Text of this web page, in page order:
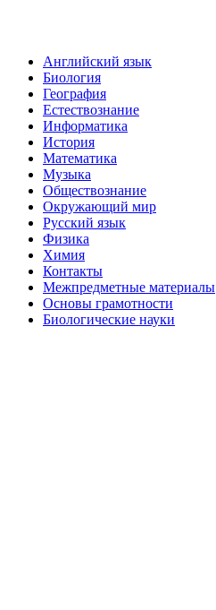
Английский язык
Биология
География
Естествознание
Информатика
История
Математика
Музыка
Обществознание
Окружающий мир
Русский язык
Физика
Химия
Контакты
Межпредметные материалы
Основы грамотности
Биологические науки